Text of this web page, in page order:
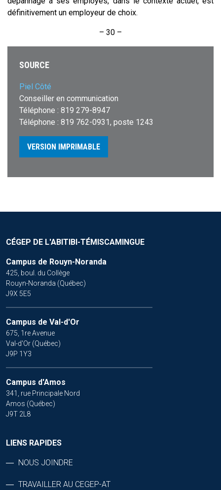
définitivement un employeur de choix.
– 30 –
SOURCE
Piel Côté
Conseiller en communication
Téléphone : 819 279-8947
Téléphone : 819 762-0931, poste 1243
VERSION IMPRIMABLE
CÉGEP DE L'ABITIBI-TÉMISCAMINGUE
Campus de Rouyn-Noranda
425, boul. du Collège
Rouyn-Noranda (Québec)
J9X 5E5
Campus de Val-d'Or
675, 1re Avenue
Val-d'Or (Québec)
J9P 1Y3
Campus d'Amos
341, rue Principale Nord
Amos (Québec)
J9T 2L8
LIENS RAPIDES
NOUS JOINDRE
TRAVAILLER AU CEGEP-AT